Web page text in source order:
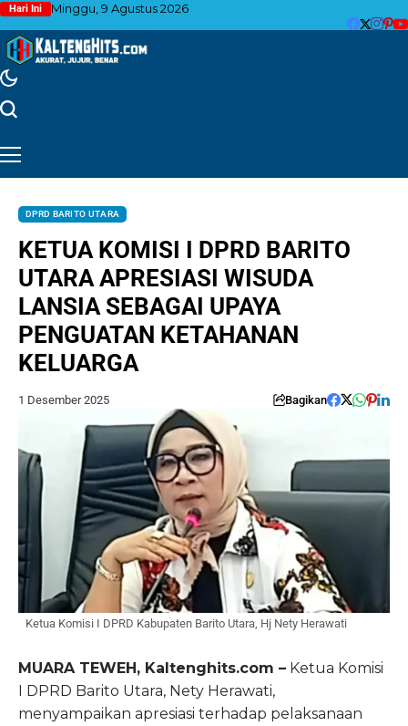
Hari Ini Minggu, 9 Agustus 2026
DPRD BARITO UTARA
KETUA KOMISI I DPRD BARITO
UTARA APRESIASI WISUDA
LANSIA SEBAGAI UPAYA
PENGUATAN KETAHANAN
KELUARGA
1 Desember 2025 Bagikan
Ketua Komisi I DPRD Kabupaten Barito Utara, Hj Nety Herawati
MUARA TEWEH, Kaltenghits.com – Ketua Komisi
I DPRD Barito Utara, Nety Herawati,
menyampaikan apresiasi terhadap pelaksanaan